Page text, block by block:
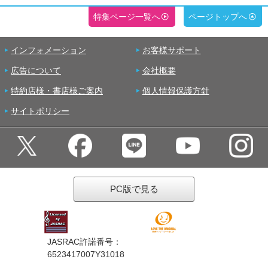
特集ページ一覧へ ページトップへ
インフォメーション お客様サポート
広告について 会社概要
特約店様・書店様ご案内 個人情報保護方針
サイトポリシー
PC版で見る
JASRAC許諾番号：
6523417007Y31018